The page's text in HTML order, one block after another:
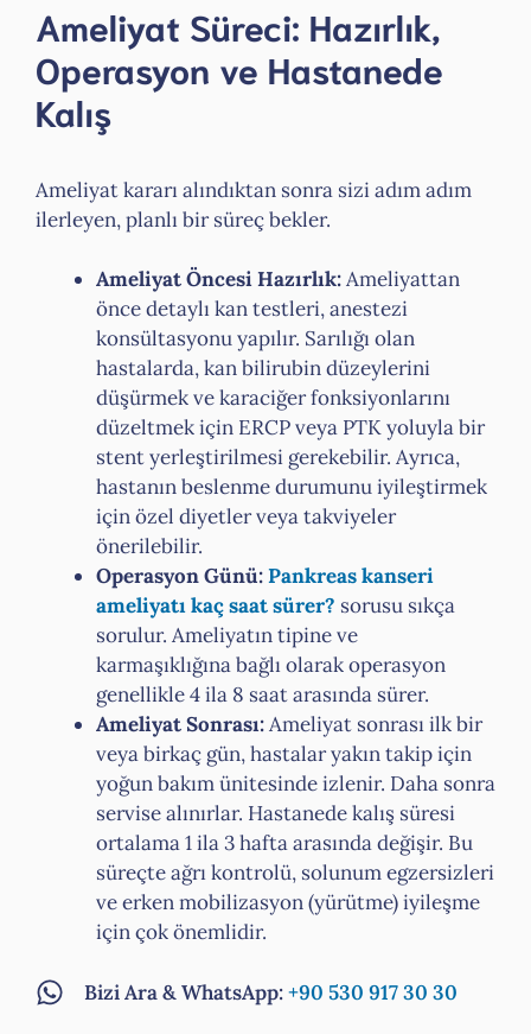
Ameliyat Süreci: Hazırlık,
Operasyon ve Hastanede
Kalış
Ameliyat kararı alındıktan sonra sizi adım adım
ilerleyen, planlı bir süreç bekler.
Ameliyat Öncesi Hazırlık:Ameliyattan
önce detaylı kan testleri, anestezi
konsültasyonu yapılır. Sarılığı olan
hastalarda, kan bilirubin düzeylerini
düşürmek ve karaciğer fonksiyonlarını
düzeltmek için ERCP veya PTK yoluyla bir
stent yerleştirilmesi gerekebilir. Ayrıca,
hastanın beslenme durumunu iyileştirmek
için özel diyetler veya takviyeler
önerilebilir.
Operasyon Günü:Pankreas kanseri
ameliyatı kaç saat sürer? sorusu sıkça
sorulur. Ameliyatın tipine ve
karmaşıklığına bağlı olarak operasyon
genellikle 4 ila 8 saat arasında sürer.
Ameliyat Sonrası:Ameliyat sonrası ilk bir
veya birkaç gün, hastalar yakın takip için
yoğun bakım ünitesinde izlenir. Daha sonra
servise alınırlar. Hastanede kalış süresi
ortalama 1 ila 3 hafta arasında değişir. Bu
süreçte ağrı kontrolü, solunum egzersizleri
ve erken mobilizasyon (yürütme) iyileşme
için çok önemlidir.
Bizi Ara & WhatsApp:+90 530 917 30 30